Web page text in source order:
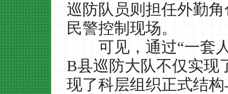
巡防队员则担任外勤
民警控制现场。
可见，通过“一套
B县巡防大队不仅实现
现了科层组织正式结